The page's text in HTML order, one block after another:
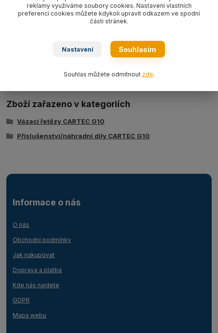
zkracovačů.
Zboží zařazeno v kategoriích
Vázací řetězy CARTEC G10
Příslušenství/náhradní díly CARTEC G10
Informace o nás
O nás
Obchodní podmínky
Jak nakupovat
Doprava a platba
Kde nás najdete
GDPR
Mapa webu
reklamy využíváme soubory cookies. Nastavení vlastních
preferencí cookies můžete kdykoli upravit odkazem ve spodní
části stránek.
Nastavení Souhlasím
Souhlas můžete odmítnout zde.